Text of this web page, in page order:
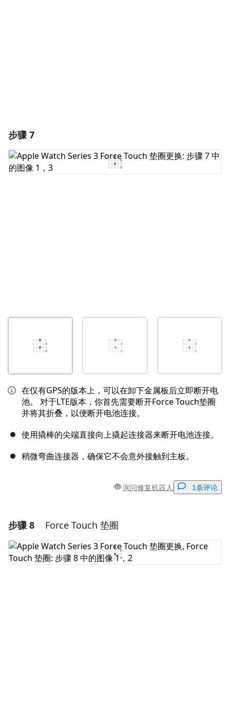
步骤 7
在仅有GPS的版本上，可以在卸下金属板后立即断开电
池。 对于LTE版本，你首先需要断开Force Touch垫圈
并将其折叠，以便断开电池连接。
使用撬棒的尖端直接向上撬起连接器来断开电池连接。
稍微弯曲连接器，确保它不会意外接触到主板。
询问修复机器人 1条评论
添加一条评论
添加评论
步骤 8 Force Touch 垫圈